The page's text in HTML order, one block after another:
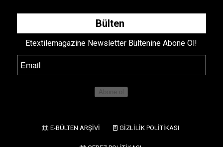
Bülten
Etextilemagazine Newsletter Bültenine Abone Ol!
Abone ol
E-BÜLTEN ARŞİVİ GİZLİLİK POLİTİKASI